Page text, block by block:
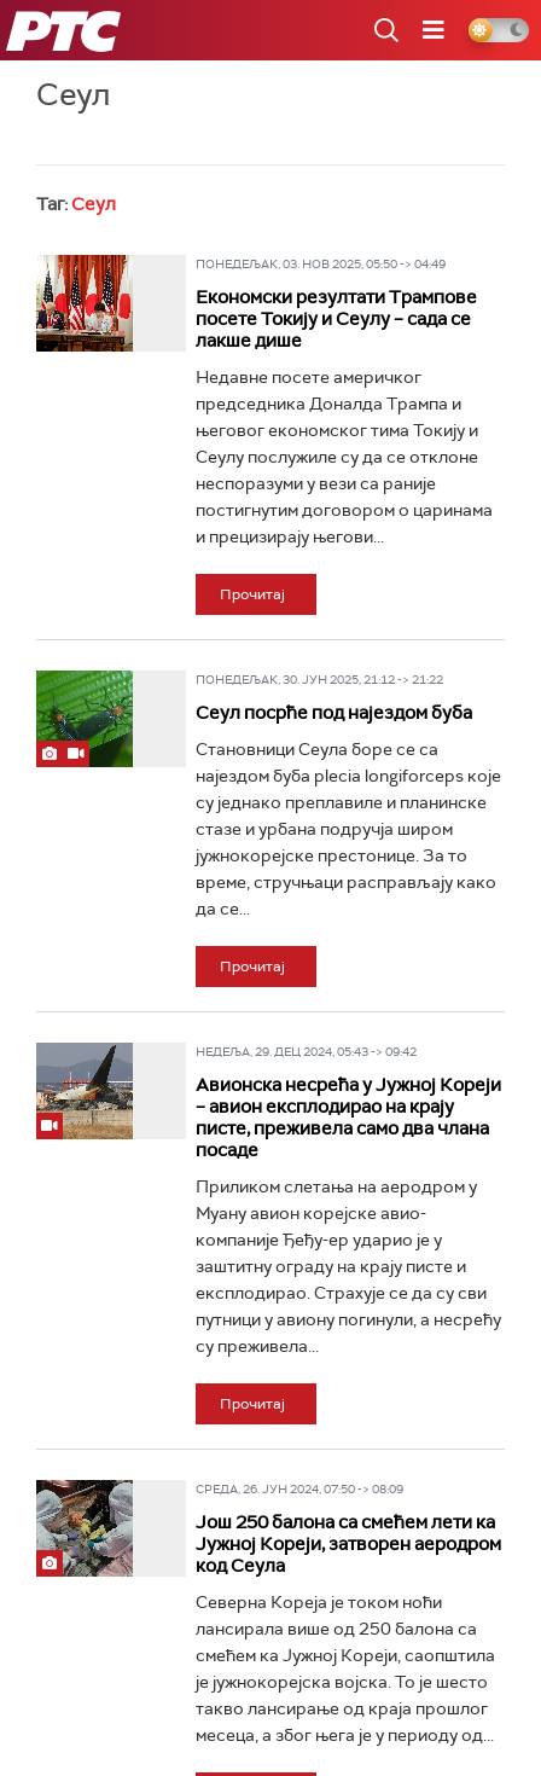
РТС
Сеул
Таг:Сеул
ПОНЕДЕЉАК, 03. НОВ 2025, 05:50 -> 04:49
Економски резултати Трампове
посете Токију и Сеулу – сада се
лакше дише
Недавне посете америчког
председника Доналда Трампа и
његовог економског тима Токију и
Сеулу послужиле су да се отклоне
неспоразуми у вези са раније
постигнутим договором о царинама
и прецизирају његови...
Прочитај
ПОНЕДЕЉАК, 30. ЈУН 2025, 21:12 -> 21:22
Сеул посрће под најездом буба
Становници Сеула боре се са
најездом буба plecia longiforceps које
су једнако преплавиле и планинске
стазе и урбана подручја широм
јужнокорејске престонице. За то
време, стручњаци расправљају како
да се...
Прочитај
НЕДЕЉА, 29. ДЕЦ 2024, 05:43 -> 09:42
Авионска несрећа у Јужној Кореји
– авион експлодирао на крају
писте, преживела само два члана
посаде
Приликом слетања на аеродром у
Муану авион корејске авио-
компаније Ђеђу-ер ударио је у
заштитну ограду на крају писте и
експлодирао. Страхује се да су сви
путници у авиону погинули, а несрећу
су преживела...
Прочитај
СРЕДА, 26. ЈУН 2024, 07:50 -> 08:09
Још 250 балона са смећем лети ка
Јужној Кореји, затворен аеродром
код Сеула
Северна Кореја је током ноћи
лансирала више од 250 балона са
смећем ка Јужној Кореји, саопштила
је јужнокорејска војска. То је шесто
такво лансирање од краја прошлог
месеца, а због њега је у периоду од...